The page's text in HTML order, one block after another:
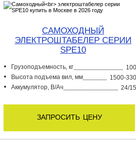
САМОХОДНЫЙ
ЭЛЕКТРОШТАБЕЛЕР СЕРИИ
SPE10
Грузоподъемность, кг
Высота подъема вил, мм
1500-
Аккумулятор, В/Ач
24/
запросить цену